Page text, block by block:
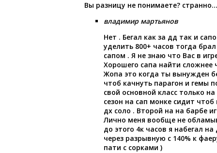
Вы разницу не понимаете? странно…
владимир мартьянов
Нет . Бегал как за дд так и
уделить 800+ часов тогда
сапом . Я не знаю что Вас в
Хорошего сапа найти сложнее
Жопа это когда ты вынужден
чтоб качнуть парагон и гемы
свой основной класс только
сезон на сап монке сидит
дх соло . Второй на на барбе
Лично меня вообще не
до этого 4к часов я набегал
через разрывную с 140% к
пати с сорками )